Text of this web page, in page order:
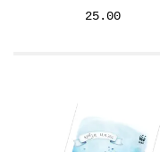
25.00